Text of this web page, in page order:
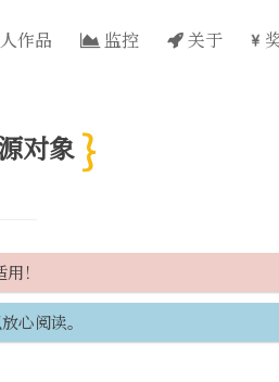
作品 监控 关于
对象
！
心阅读。